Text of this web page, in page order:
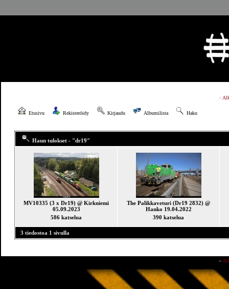
»
Etusivu Rekisteröidy Kirjaudu Albumilista Haku
Haun tulokset - "dr19"
MV10335 (3 x Dr19) @ Kirkniemi
05.09.2023
586 katselua
The Palikkaveturi (Dr19 2832) @
Hanko 19.04.2022
390 katselua
3 tiedostoa 1 sivulla
»